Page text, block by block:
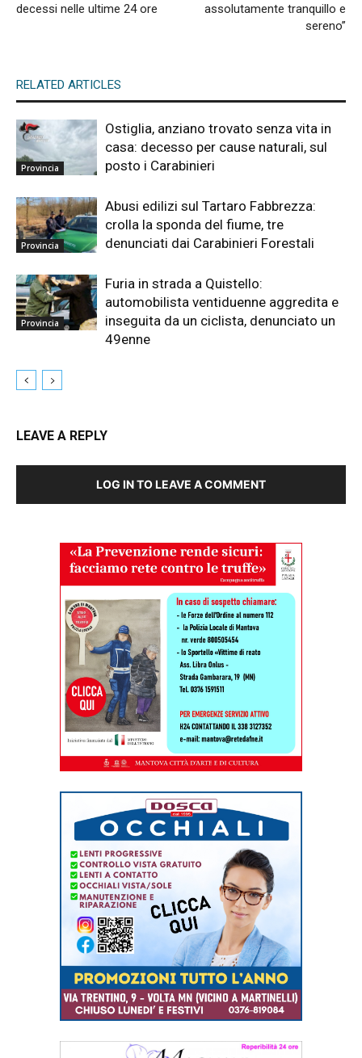
decessi nelle ultime 24 ore
assolutamente tranquillo e
sereno”
RELATED ARTICLES
Provincia
Ostiglia, anziano trovato senza vita in
casa: decesso per cause naturali, sul
posto i Carabinieri
Provincia
Abusi edilizi sul Tartaro Fabbrezza:
crolla la sponda del fiume, tre
denunciati dai Carabinieri Forestali
Provincia
Furia in strada a Quistello:
automobilista ventiduenne aggredita e
inseguita da un ciclista, denunciato un
49enne
LEAVE A REPLY
LOG IN TO LEAVE A COMMENT